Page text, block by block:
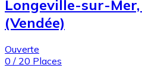
Longeville-sur-
(Vendée)
Ouverte
0 / 20 Places